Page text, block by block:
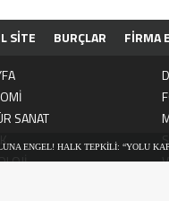
SİTE BURÇLAR FİRMA
SANAT
HALK TEPKİLİ: “YOLU KAPATMAK